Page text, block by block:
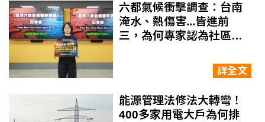
六都氣候衝擊調查：台南
淹水、熱傷害...皆進前
三，為何專家認為社區參
詳全文
能源管理法修法大轉彎！
400多家用電大戶為何排